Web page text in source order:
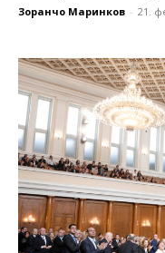
Зоранчо Маринков - 21.